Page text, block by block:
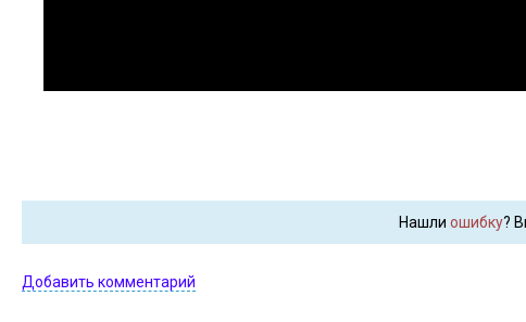
Нашли ошибку?
Добавить комментарий